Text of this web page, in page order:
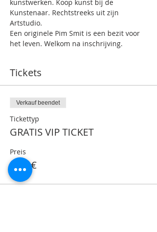
kunstwerken. Koop kunst bij de
Kunstenaar. Rechtstreeks uit zijn
Artstudio.
Een originele Pim Smit is een bezit voor
het leven. Welkom na inschrijving.
Tickets
Verkauf beendet
Tickettyp
GRATIS VIP TICKET
Preis
0,00 €